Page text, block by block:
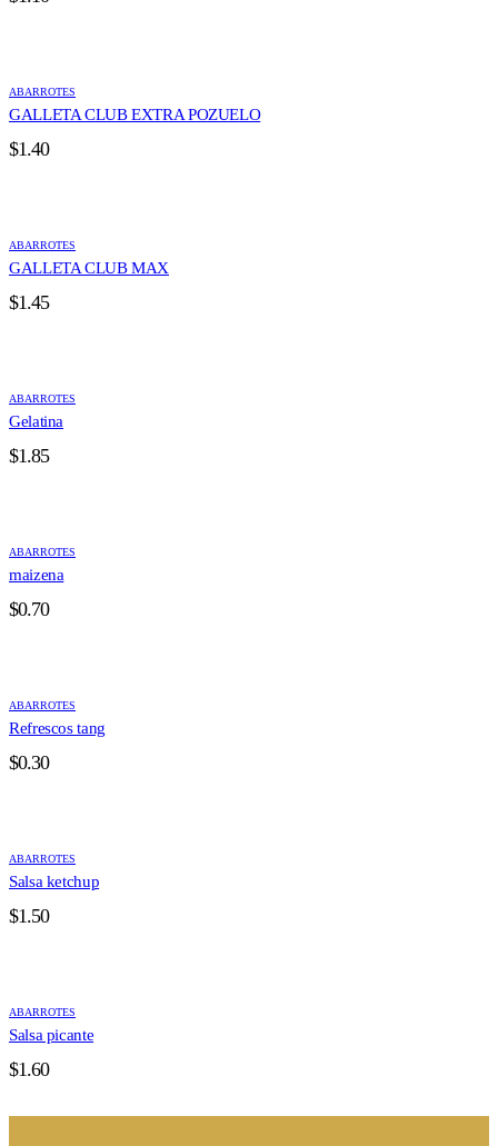
ABARROTES
GALLETA CLUB EXTRA POZUELO
$1.40
ABARROTES
GALLETA CLUB MAX
$1.45
ABARROTES
Gelatina
$1.85
ABARROTES
maizena
$0.70
ABARROTES
Refrescos tang
$0.30
ABARROTES
Salsa ketchup
$1.50
ABARROTES
Salsa picante
$1.60